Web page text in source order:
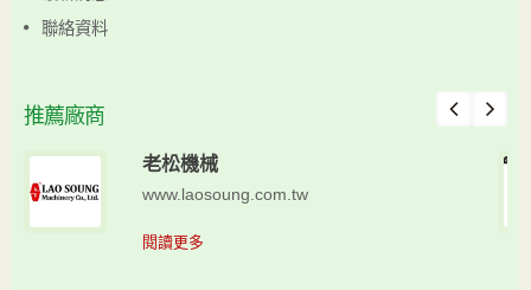
聯絡資料
推薦廠商
老松機械
www.laosoung.com.tw
閱讀更多